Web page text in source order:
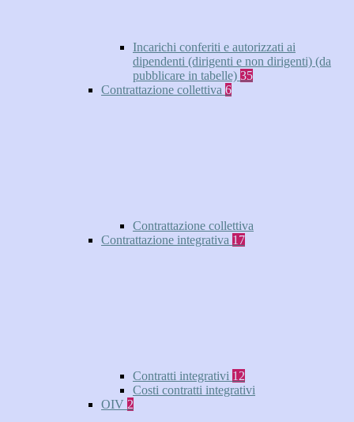
Incarichi conferiti e autorizzati ai
dipendenti (dirigenti e non dirigenti) (da
pubblicare in tabelle) 35
Contrattazione collettiva 6
Contrattazione collettiva
Contrattazione integrativa 17
Contratti integrativi 12
Costi contratti integrativi
OIV 2